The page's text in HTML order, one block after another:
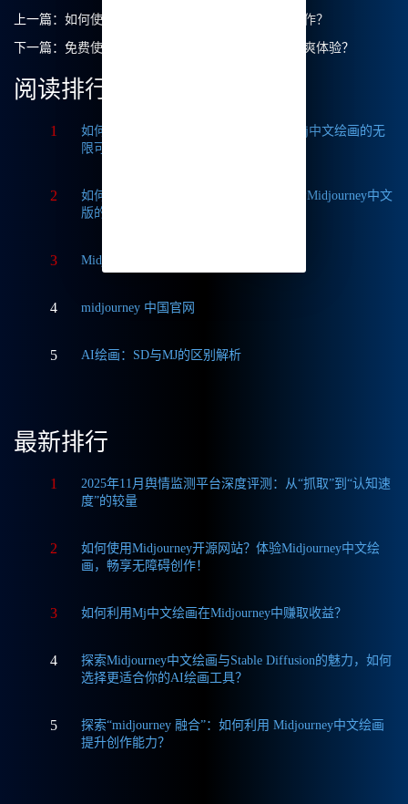
上一篇： 如何使用Midjourney中文版进行中文绘画创作？
下一篇： 免费使用Midjourney中文绘画，如何获取畅爽体验？
阅读排行
1
如何获取Midjourney破解版免费？探索Mj中文绘画的无
限可能
2
如何轻松实现Midjourney本地部署？探索Midjourney中文
版的无限可能
3 Midjourney中文版与国际版的深度对比
4 midjourney 中国官网
5 AI绘画：SD与MJ的区别解析
最新排行
1
2025年11月舆情监测平台深度评测：从“抓取”到“认知速
度”的较量
2
如何使用Midjourney开源网站？体验Midjourney中文绘
画，畅享无障碍创作！
3 如何利用Mj中文绘画在Midjourney中赚取收益？
4
探索Midjourney中文绘画与Stable Diffusion的魅力，如何
选择更适合你的AI绘画工具？
5
探索“midjourney 融合”：如何利用 Midjourney中文绘画
提升创作能力？